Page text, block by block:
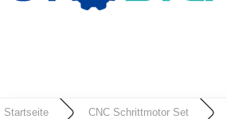
Startseite CNC Schrittmotor Set